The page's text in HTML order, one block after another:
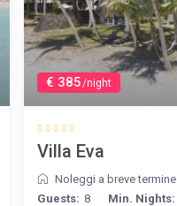
€ 385/night
Villa Eva
Noleggi a breve termine
Guests: 8 Min. Nights: